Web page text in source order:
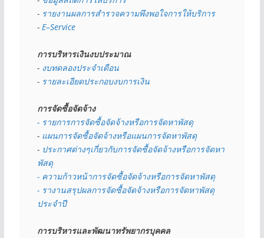
- รายงานผลการสำรวจความพึงพอใจการให้บริการ
- E–Service
การบริหารเงินงบประมาณ
- งบทดลองประจำเดือน
- รายละเอียดประกอบงบการเงิน
การจัดซื้อจัดจ้าง
- รายการการจัดซื้อจัดจ้างหรือการจัดหาพัสดุ
- แผนการจัดซื้อจัดจ้างหรือแผนการจัดหาพัสดุ
- ประกาศต่างๆเกี่ยวกับการจัดซื้อจัดจ้างหรือการจัดหา
พัสดุ
- ความก้าวหน้าการจัดซื้อจัดจ้างหรือการจัดหาพัสดุ
- รางานสรุปผลการจัดซื้อจัดจ้างหรือการจัดหาพัสดุ
ประจำปี
การบริหารและพัฒนาทรัพยากรบุคคล